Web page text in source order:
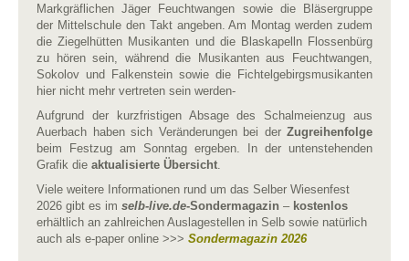
Markgräflichen Jäger Feuchtwangen sowie die Bläsergruppe
der Mittelschule den Takt angeben. Am Montag werden zudem
die Ziegelhütten Musikanten und die Blaskapelln Flossenbürg
zu hören sein, während die Musikanten aus Feuchtwangen,
Sokolov und Falkenstein sowie die Fichtelgebirgsmusikanten
hier nicht mehr vertreten sein werden-
Aufgrund der kurzfristigen Absage des Schalmeienzug aus
Auerbach haben sich Veränderungen bei der Zugreihenfolge
beim Festzug am Sonntag ergeben. In der untenstehenden
Grafik die aktualisierte Übersicht
Viele weitere Informationen rund um das Selber Wiesenfest
2026 gibt es im selb-live.de-Sondermagazin – kostenlos
erhältlich an zahlreichen Auslagestellen in Selb sowie natürlich
auch als e-paper online >>> Sondermagazin 2026